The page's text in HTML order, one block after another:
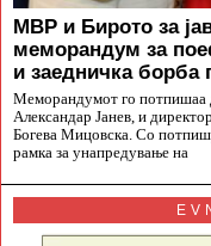
МВР и Бирото за
меморандум за
и заедничка борба
Меморандумот го потпишаа
Александар Јанев, и
Богева Мицовска. Со
рамка за унапредување на